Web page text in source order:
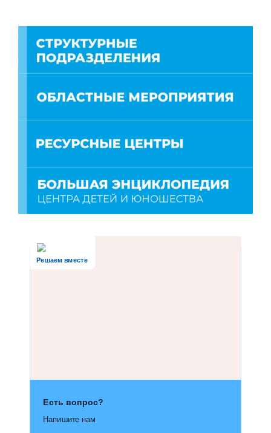
Решаем вместе
Есть вопрос?
Напишите нам